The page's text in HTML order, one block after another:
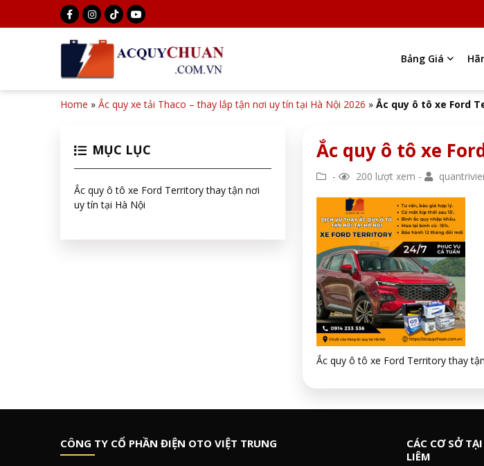
Bảng Giá
Home » Ắc quy xe tải Thaco – thay lắp tận nơi uy tín tại Hà Nội 2026 » Ắc quy ô tô xe Ford
MỤC LỤC
Ắc quy ô tô xe Ford Territory thay tận nơi
uy tín tại Hà Nội
Ắc quy ô tô xe
- 200 lượt xem -
Ắc quy ô tô xe Ford Territory thay
CÔNG TY CỔ PHẦN ĐIỆN OTO VIỆT TRUNG
CÁC CƠ SỞ
LIÊM